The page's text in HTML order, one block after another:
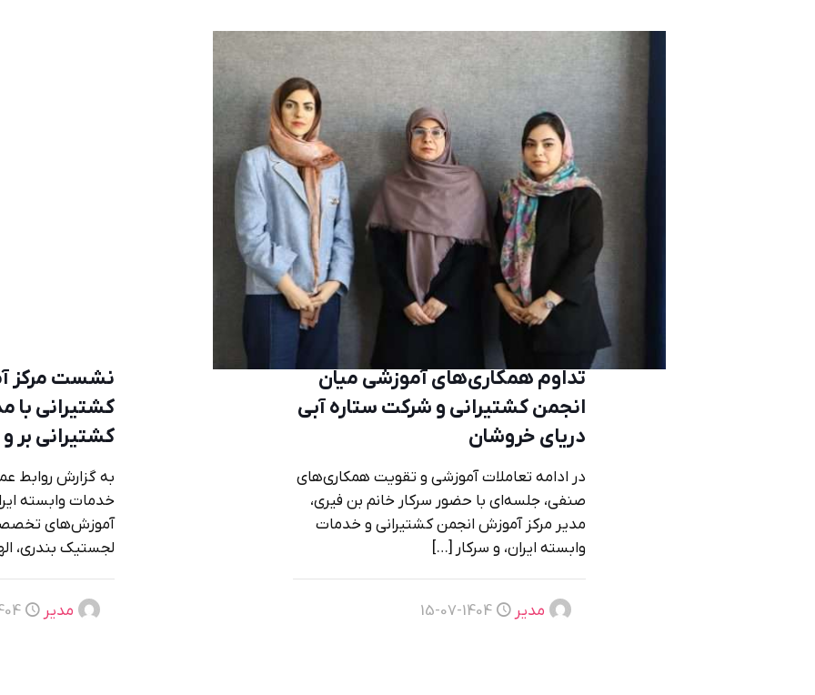
تداوم همکاری‌های آموزشی میان
انجمن کشتیرانی و شرکت ستاره آبی
دریای خروشان
در ادامه تعاملات آموزشی و تقویت همکاری‌های
صنفی، جلسه‌ای با حضور سرکار خانم بن فیری،
مدیر مرکز آموزش انجمن کشتیرانی و خدمات
وابسته ایران، و سرکار[…]
مدیر 1404-07-15
نشست مرکز
کشتیرانی با
کشتیرانی بر و
به گزارش روابط
خدمات وابسته
آموزش‌های
لجستیک بندری،
مدیر 07-01